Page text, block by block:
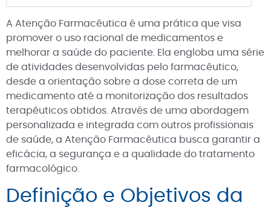
A Atenção Farmacêutica é uma prática que visa
promover o uso racional de medicamentos e
melhorar a saúde do paciente. Ela engloba uma série
de atividades desenvolvidas pelo farmacêutico,
desde a orientação sobre a dose correta de um
medicamento até a monitorização dos resultados
terapêuticos obtidos. Através de uma abordagem
personalizada e integrada com outros profissionais
de saúde, a Atenção Farmacêutica busca garantir a
eficácia, a segurança e a qualidade do tratamento
farmacológico.
Definição e Objetivos da